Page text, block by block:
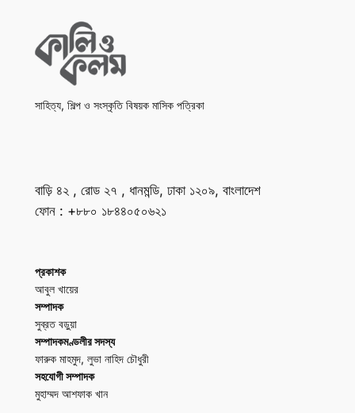
সাহিত্য, শিল্প ও সংস্কৃতি বিষয়ক মাসিক পত্রিকা
বাড়ি ৪২ , রোড ২৭ , ধানমন্ডি, ঢাকা ১২০৯, বাংলাদেশ
ফোন : +৮৮০ ১৮৪৪০৫০৬২১
প্রকাশক
আবুল খায়ের
সম্পাদক
সুব্রত বড়ুয়া
সম্পাদকমণ্ডলীর সদস্য
ফারুক মাহমুদ, লুভা নাহিদ চৌধুরী
সহযোগী সম্পাদক
মুহাম্মদ আশফাক খান